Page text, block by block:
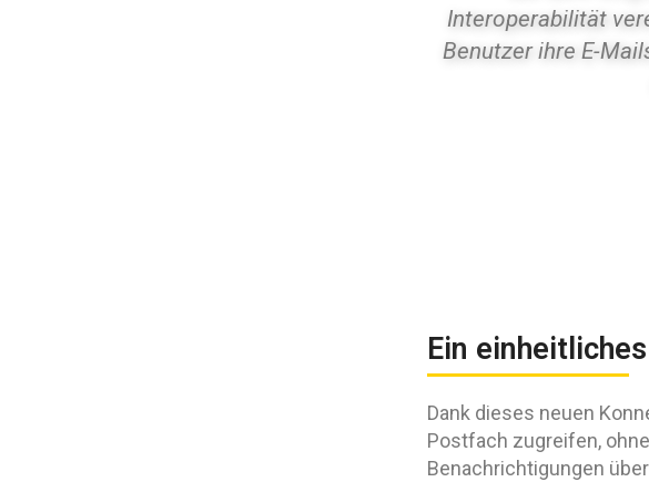
Interoperabilität
Benutzer ihre E-
Ein
Dank dieses neuen
Postfach zugreifen,
Benachrichtigungen